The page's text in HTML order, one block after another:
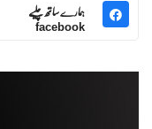
ہمارے ساتھ چلیے
facebook